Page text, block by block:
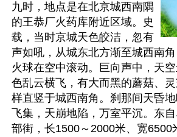
九时，地点是在北京城西南隅
的王恭厂火药库附近区域。史
载，当时京城天色皎洁，忽有
声如吼，从城东北方渐至城西南
火球在空中滚动。巨向声中，天
色乱云横飞，有大而黑的蘑菇、
样直竖于城西南角。刹那间天昏
飞集，天崩地陷，万室平沉。东
部街，长1500～2000米、宽6500